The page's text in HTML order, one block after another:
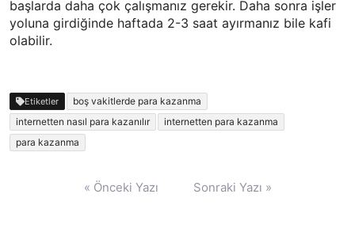
başlarda daha çok çalışmanız gerekir. Daha sonra işler
yoluna girdiğinde haftada 2-3 saat ayırmanız bile kafi
olabilir.
Etiketler
boş vakitlerde para kazanma
internetten nasıl para kazanılır
internetten para kazanma
para kazanma
« Önceki Yazı Sonraki Yazı »